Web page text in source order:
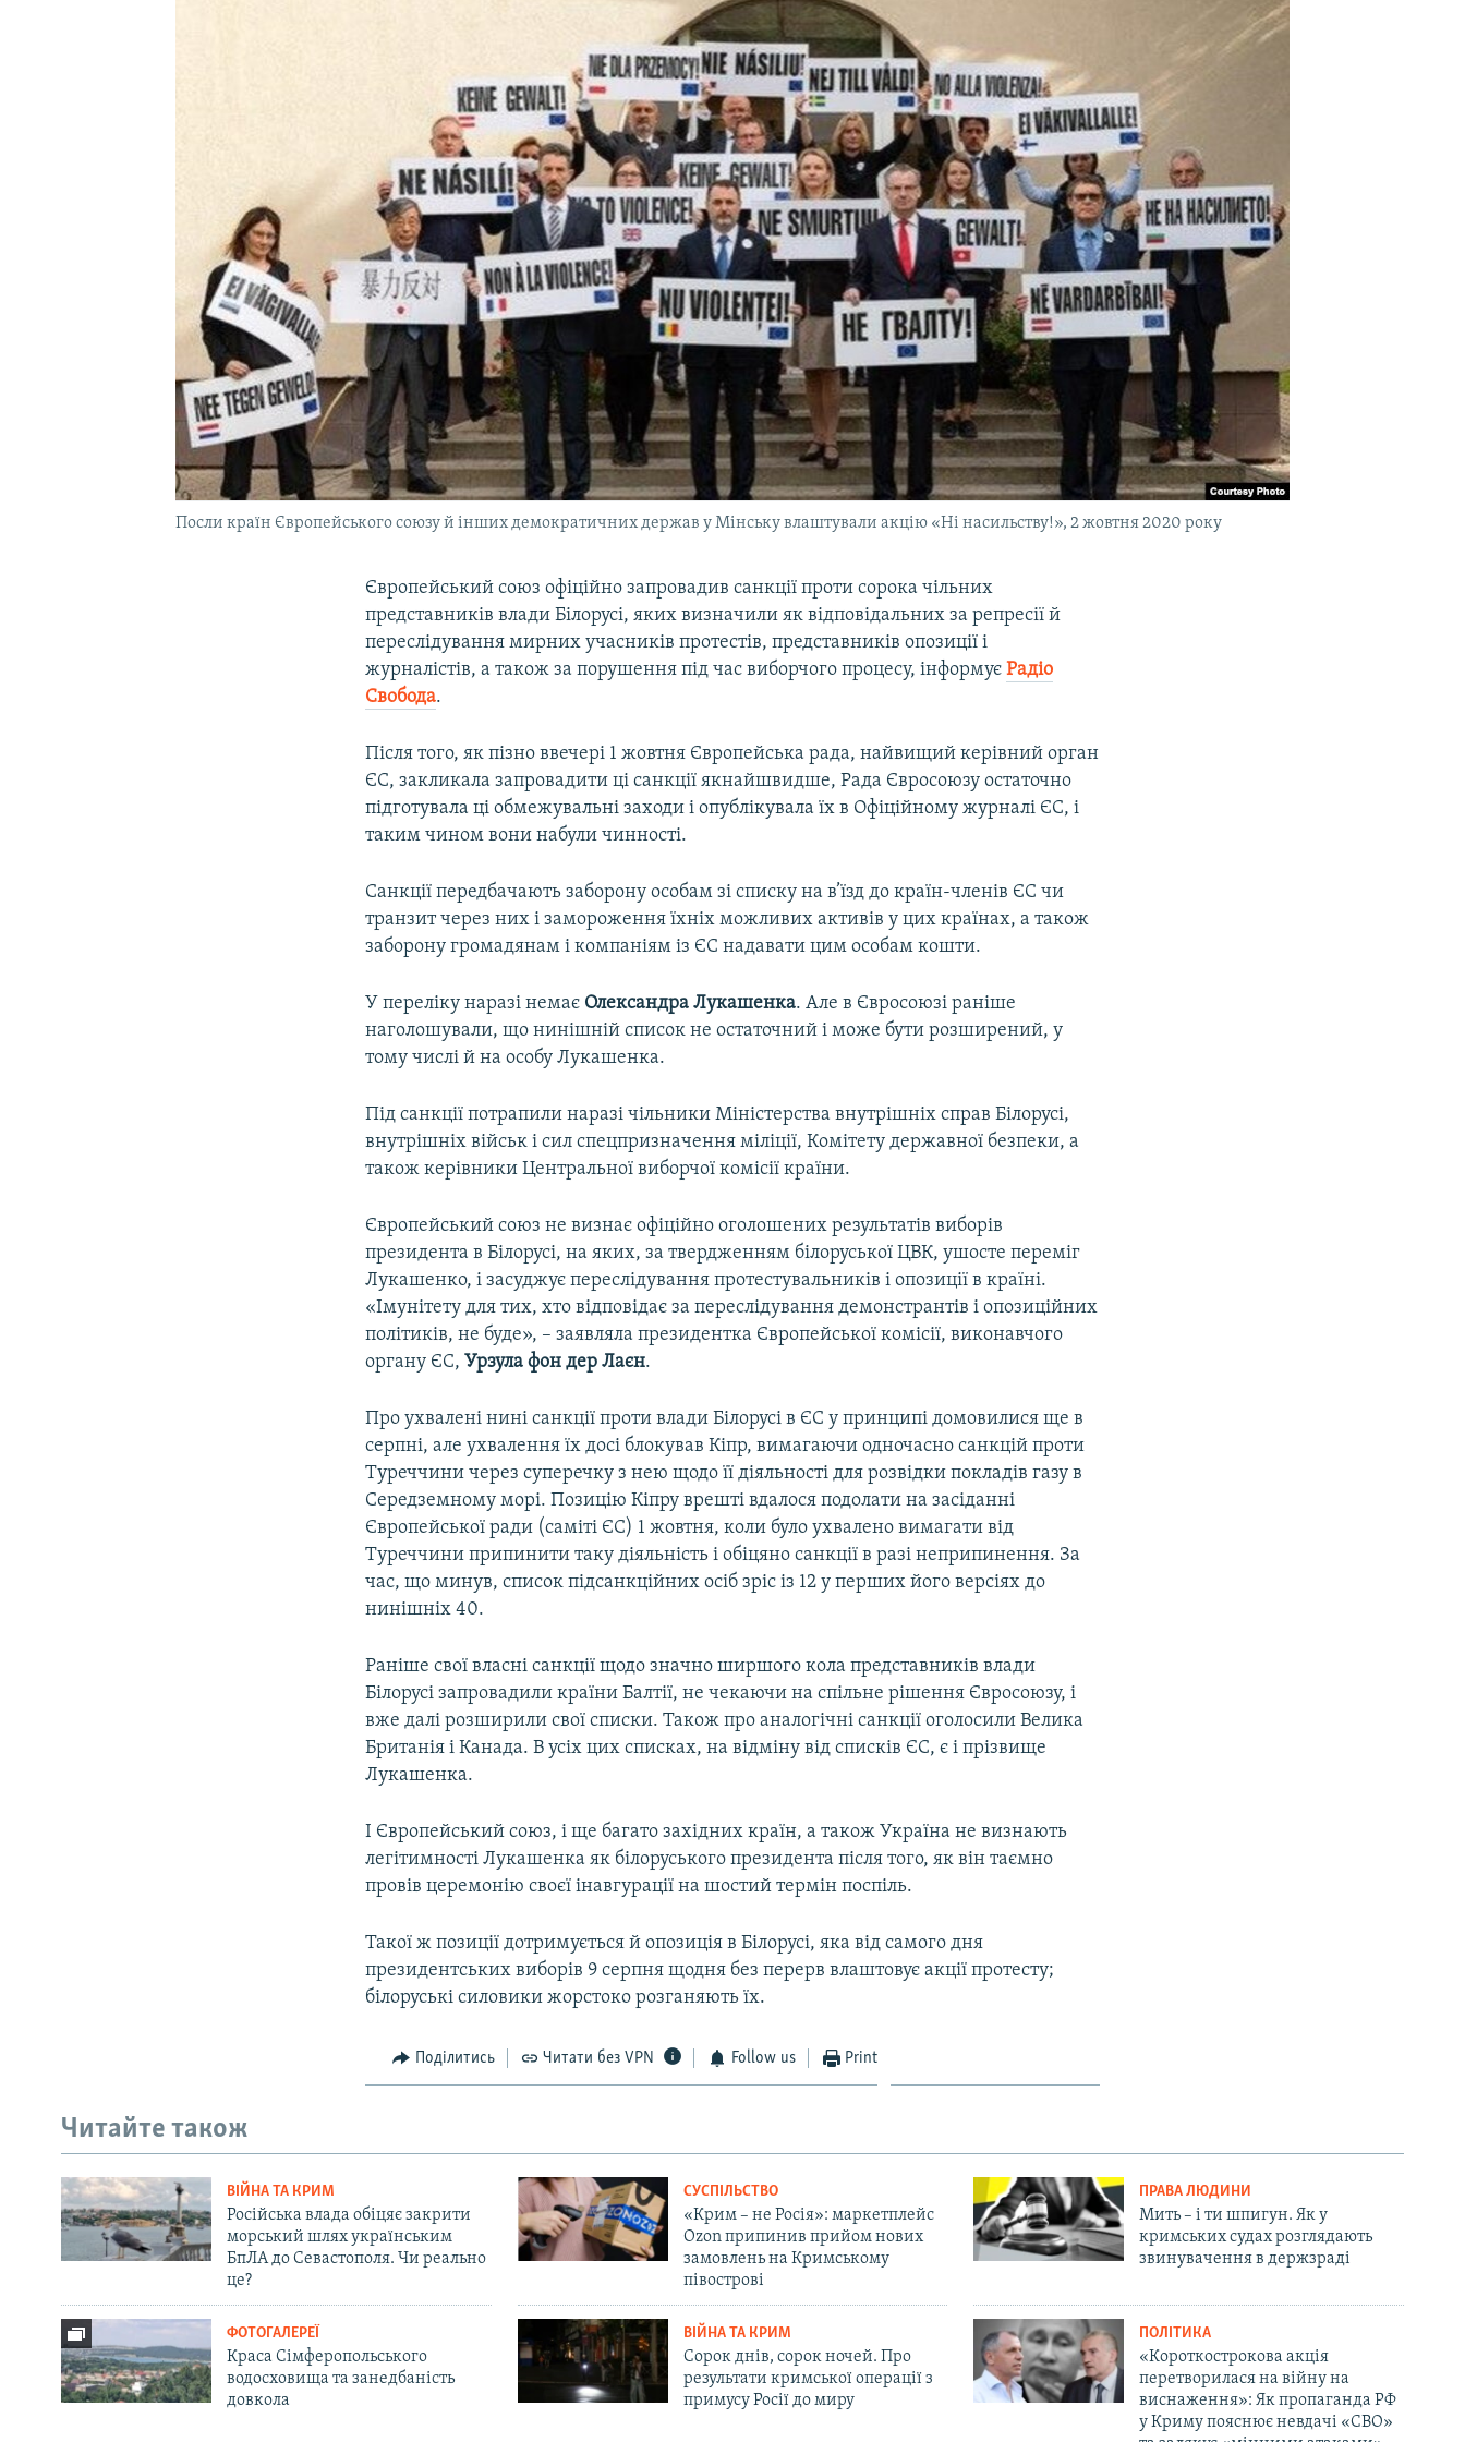
Посли країн Європейського союзу й інших демократичних держав у Мінську влаштували акцію «Ні насильству!», 2 жовтня 2020 року
Європейський союз офіційно запровадив санкції проти сорока чільних
представників влади Білорусі, яких визначили як відповідальних за репресії й
переслідування мирних учасників протестів, представників опозиції і
журналістів, а також за порушення під час виборчого процесу, інформуєРадіо
Свобода.
Після того, як пізно ввечері 1 жовтня Європейська рада, найвищий керівний орган
ЄС, закликала запровадити ці санкції якнайшвидше, Рада Євросоюзу остаточно
підготувала ці обмежувальні заходи і опублікувала їх в Офіційному журналі ЄС, і
таким чином вони набули чинності.
Санкції передбачають заборону особам зі списку на в’їзд до країн-членів ЄС чи
транзит через них і замороження їхніх можливих активів у цих країнах, а також
заборону громадянам і компаніям із ЄС надавати цим особам кошти.
У переліку наразі немає Олександра Лукашенка. Але в Євросоюзі раніше
наголошували, що нинішній список не остаточний і може бути розширений, у
тому числі й на особу Лукашенка.
Під санкції потрапили наразі чільники Міністерства внутрішніх справ Білорусі,
внутрішніх військ і сил спецпризначення міліції, Комітету державної безпеки, а
також керівники Центральної виборчої комісії країни.
Європейський союз не визнає офіційно оголошених результатів виборів
президента в Білорусі, на яких, за твердженням білоруської ЦВК, ушосте переміг
Лукашенко, і засуджує переслідування протестувальників і опозиції в країні.
«Імунітету для тих, хто відповідає за переслідування демонстрантів і опозиційних
політиків, не буде», – заявляла президентка Європейської комісії, виконавчого
органу ЄС,Урзула фон дер Лаєн.
Про ухвалені нині санкції проти влади Білорусі в ЄС у принципі домовилися ще в
серпні, але ухвалення їх досі блокував Кіпр, вимагаючи одночасно санкцій проти
Туреччини через суперечку з нею щодо її діяльності для розвідки покладів газу в
Середземному морі. Позицію Кіпру врешті вдалося подолати на засіданні
Європейської ради (саміті ЄС) 1 жовтня, коли було ухвалено вимагати від
Туреччини припинити таку діяльність і обіцяно санкції в разі неприпинення. За
час, що минув, список підсанкційних осіб зріс із 12 у перших його версіях до
нинішніх 40.
Раніше свої власні санкції щодо значно ширшого кола представників влади
Білорусі запровадили країни Балтії, не чекаючи на спільне рішення Євросоюзу, і
вже далі розширили свої списки. Також про аналогічні санкції оголосили Велика
Британія і Канада. В усіх цих списках, на відміну від списків ЄС, є і прізвище
Лукашенка.
І Європейський союз, і ще багато західних країн, а також Україна не визнають
легітимності Лукашенка як білоруського президента після того, як він таємно
провів церемонію своєї інавгурації на шостий термін поспіль.
Такої ж позиції дотримується й опозиція в Білорусі, яка від самого дня
президентських виборів 9 серпня щодня без перерв влаштовує акції протесту;
білоруські силовики жорстоко розганяють їх.
Поділитись Читати без VPN Follow us Print
Читайте також
ВІЙНА ТА КРИМ
Російська влада обіцяє закрити
морський шлях українським
БпЛА до Севастополя. Чи реально
це?
СУСПІЛЬСТВО
«Крим – не Росія»: маркетплейс
Ozon припинив прийом нових
замовлень на Кримському
півострові
ПРАВА ЛЮДИНИ
Мить – і ти шпигун. Як у
кримських судах розглядають
звинувачення в держзраді
ФОТОГАЛЕРЕЇ
Краса Сімферопольського
водосховища та занедбаність
довкола
ВІЙНА ТА КРИМ
Сорок днів, сорок ночей. Про
результати кримської операції з
примусу Росії до миру
ПОЛІТИКА
«Короткострокова акція
перетворилася на війну на
виснаження»: Як пропаганда РФ
у Криму пояснює невдачі «СВО»